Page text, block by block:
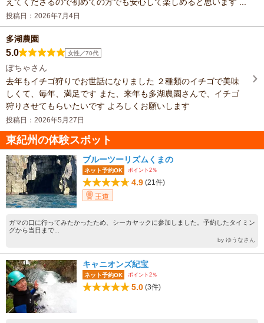
投稿日：2026年7月4日
多湖農園
5.0 女性／70代
ぽちゃさん
去年もイチゴ狩りでお世話になりました ２種類のイチゴで美味
しくて、毎年、満足です また、来年も多湖農園さんで、イチゴ
狩りさせてもらいたいです よろしくお願いします
投稿日：2026年5月27日
東紀州の体験スポット
ブルーツーリズムくまの
ネット予約OK ポイント2％
4.9 (21件)
王道
ガマの口に行ってみたかったため、シーカヤックに参加しました。予約したタイミン
グから当日まで...
by ゆうなさん
キャニオンズ紀宝
ネット予約OK ポイント2％
5.0 (3件)